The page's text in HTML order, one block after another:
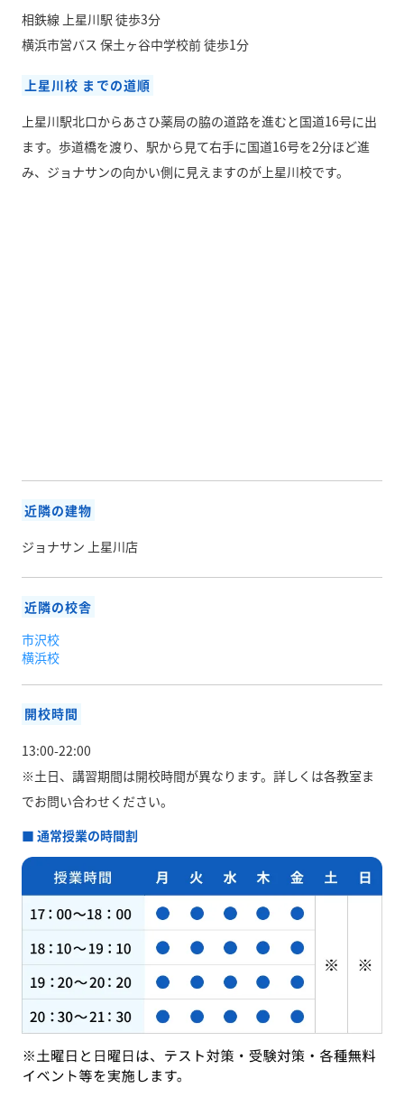
相鉄線 上星川駅 徒歩3分
横浜市営バス 保土ヶ谷中学校前 徒歩1分
上星川校 までの道順
上星川駅北口からあさひ薬局の脇の道路を進むと国道16号に出
ます。歩道橋を渡り、駅から見て右手に国道16号を2分ほど進
み、ジョナサンの向かい側に見えますのが上星川校です。
近隣の建物
ジョナサン 上星川店
近隣の校舎
市沢校
横浜校
開校時間
13:00-22:00
※土日、講習期間は開校時間が異なります。 詳しくは各教室ま
でお問い合わせください。
■ 通常授業の時間割